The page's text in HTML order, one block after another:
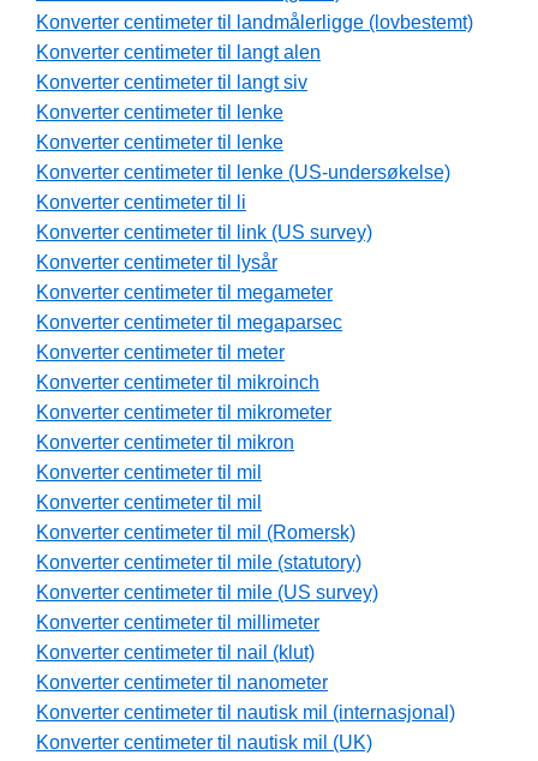
Konverter centimeter til landmålerligge (lovbestemt)
Konverter centimeter til langt alen
Konverter centimeter til langt siv
Konverter centimeter til lenke
Konverter centimeter til lenke
Konverter centimeter til lenke (US-undersøkelse)
Konverter centimeter til li
Konverter centimeter til link (US survey)
Konverter centimeter til lysår
Konverter centimeter til megameter
Konverter centimeter til megaparsec
Konverter centimeter til meter
Konverter centimeter til mikroinch
Konverter centimeter til mikrometer
Konverter centimeter til mikron
Konverter centimeter til mil
Konverter centimeter til mil
Konverter centimeter til mil (Romersk)
Konverter centimeter til mile (statutory)
Konverter centimeter til mile (US survey)
Konverter centimeter til millimeter
Konverter centimeter til nail (klut)
Konverter centimeter til nanometer
Konverter centimeter til nautisk mil (internasjonal)
Konverter centimeter til nautisk mil (UK)